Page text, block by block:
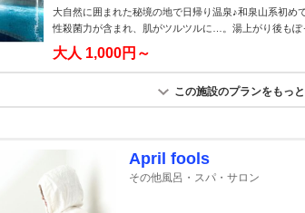
大自然に囲まれた秘境の地で日帰り温泉♪和泉山系初め
性殺菌力が含まれ、肌がツルツルに…。湯上がり後もぽ
大人 1,000円～
この施設のプランをもっ
April fools
その他風呂・スパ・サロン